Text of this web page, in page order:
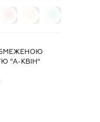
"А-КВІН"